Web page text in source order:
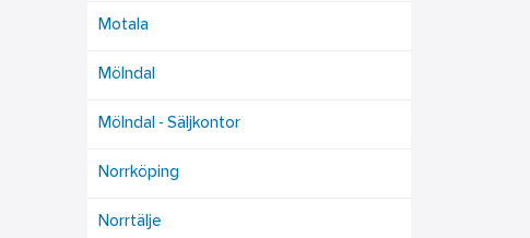
Motala
Mölndal
Mölndal - Säljkontor
Norrköping
Norrtälje